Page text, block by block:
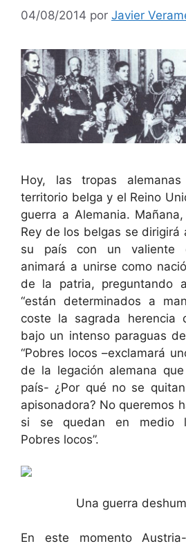
04/08/2014 por Javier
Hoy, las tropas
territorio belga y el Reino
guerra a Alemania.
Rey de los belgas se
su país con un valiente
animará a unirse como
de la patria, preguntando
“están determinados a
coste la sagrada herencia
bajo un intenso paraguas
“Pobres locos –exclamará
de la legación alemana
país- ¿Por qué no se
apisonadora? No queremos
si se quedan en medio
Pobres locos”.
Una guerra
En este momento